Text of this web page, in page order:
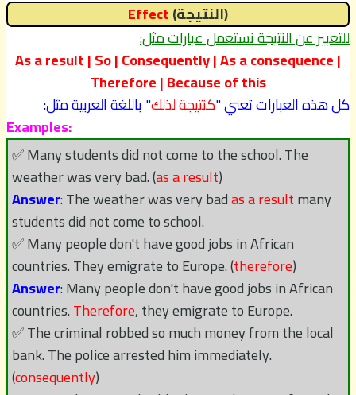
Effect
(النتيجة)
للتعبير عن النتيجة نستعمل عبارات مثل:
As a result | So | Consequently | As a consequence |
Therefore | Because of this
كل هذه العبارات تعني "كنتيجة لذلك" باللغة العربية مثل:
Examples:
✅ Many students did not come to the school. The
weather was very bad. (as a result)
Answer: The weather was very badas a resultmany
students did not come to school.
✅ Many people don't have good jobs in African
countries. They emigrate to Europe. (therefore)
Answer: Many people don't have good jobs in African
countries.Therefore, they emigrate to Europe.
✅ The criminal robbed so much money from the local
bank. The police arrested him immediately.
(consequently)